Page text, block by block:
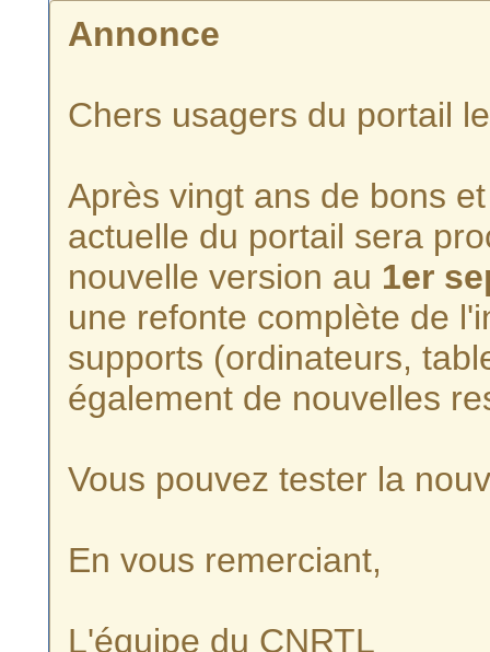
Annonce
Chers usagers du portail
Après vingt ans de bons
actuelle du portail sera
nouvelle version au 1er
une refonte complète de
supports (ordinateurs,
également de nouvelles
Vous pouvez tester la
En vous remerciant,
L'équipe du CNRTL